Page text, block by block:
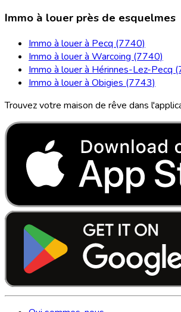
Immo à louer près de esquelmes
Immo à louer à Pecq (7740)
Immo à louer à Warcoing (7740)
Immo à louer à Hérinnes-Lez-Pecq
Immo à louer à Obigies (7743)
Trouvez votre maison de rêve dans